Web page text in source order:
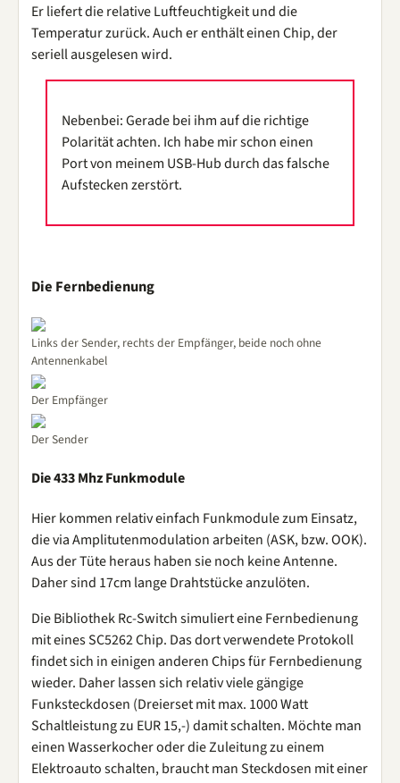
Er liefert die relative Luftfeuchtigkeit und die
Temperatur zurück. Auch er enthält einen Chip, der
seriell ausgelesen wird.
Nebenbei: Gerade bei ihm auf die richtige
Polarität achten. Ich habe mir schon einen
Port von meinem USB-Hub durch das falsche
Aufstecken zerstört.
Die Fernbedienung
Links der Sender, rechts der Empfänger, beide noch ohne
Antennenkabel
Der Empfänger
Der Sender
Die 433 Mhz Funkmodule
Hier kommen relativ einfach Funkmodule zum Einsatz,
die via Amplitutenmodulation arbeiten (ASK, bzw. OOK).
Aus der Tüte heraus haben sie noch keine Antenne.
Daher sind 17cm lange Drahtstücke anzulöten.
Die Bibliothek Rc-Switch simuliert eine Fernbedienung
mit eines SC5262 Chip. Das dort verwendete Protokoll
findet sich in einigen anderen Chips für Fernbedienung
wieder. Daher lassen sich relativ viele gängige
Funksteckdosen (Dreierset mit max. 1000 Watt
Schaltleistung zu EUR 15,-) damit schalten. Möchte man
einen Wasserkocher oder die Zuleitung zu einem
Elektroauto schalten, braucht man Steckdosen mit einer